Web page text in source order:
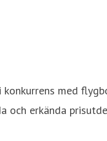
med
och erkända